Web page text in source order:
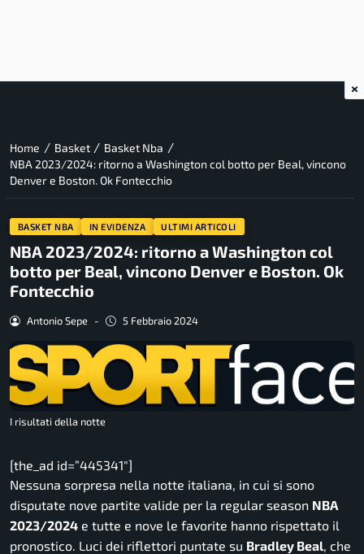
Home / Basket / Basket Nba /
NBA 2023/2024: ritorno a Washington col botto per Beal, vincono
Denver e Boston. Ok Fontecchio
BASKET NBA IN EVIDENZA ULTIMI ARTICOLI
NBA 2023/2024: ritorno a Washington col
botto per Beal, vincono Denver e Boston. Ok
Fontecchio
Antonio Sepe - 5 Febbraio 2024
I risultati della notte
[the_ad id=”445341″]
Nessuna sorpresa nella notte italiana, in cui si sono
disputate nove partite valide per la regular season NBA
2023/2024 e tutte e nove le favorite hanno rispettato il
pronostico. Luci dei riflettori puntate su Bradley Beal , che
×